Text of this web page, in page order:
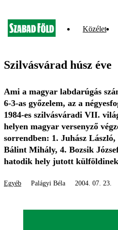
Közélet
Szilvásvárad húsz éve
Ami a magyar labdarúgás
6-3-as győzelem, az a
1984-es szilvásváradi VII.
helyen magyar versenyző
sorrendben: 1. Juhász
Bálint Mihály, 4. Bozsik
hatodik hely jutott
Egyéb Palágyi Béla 2004. 07. 23.